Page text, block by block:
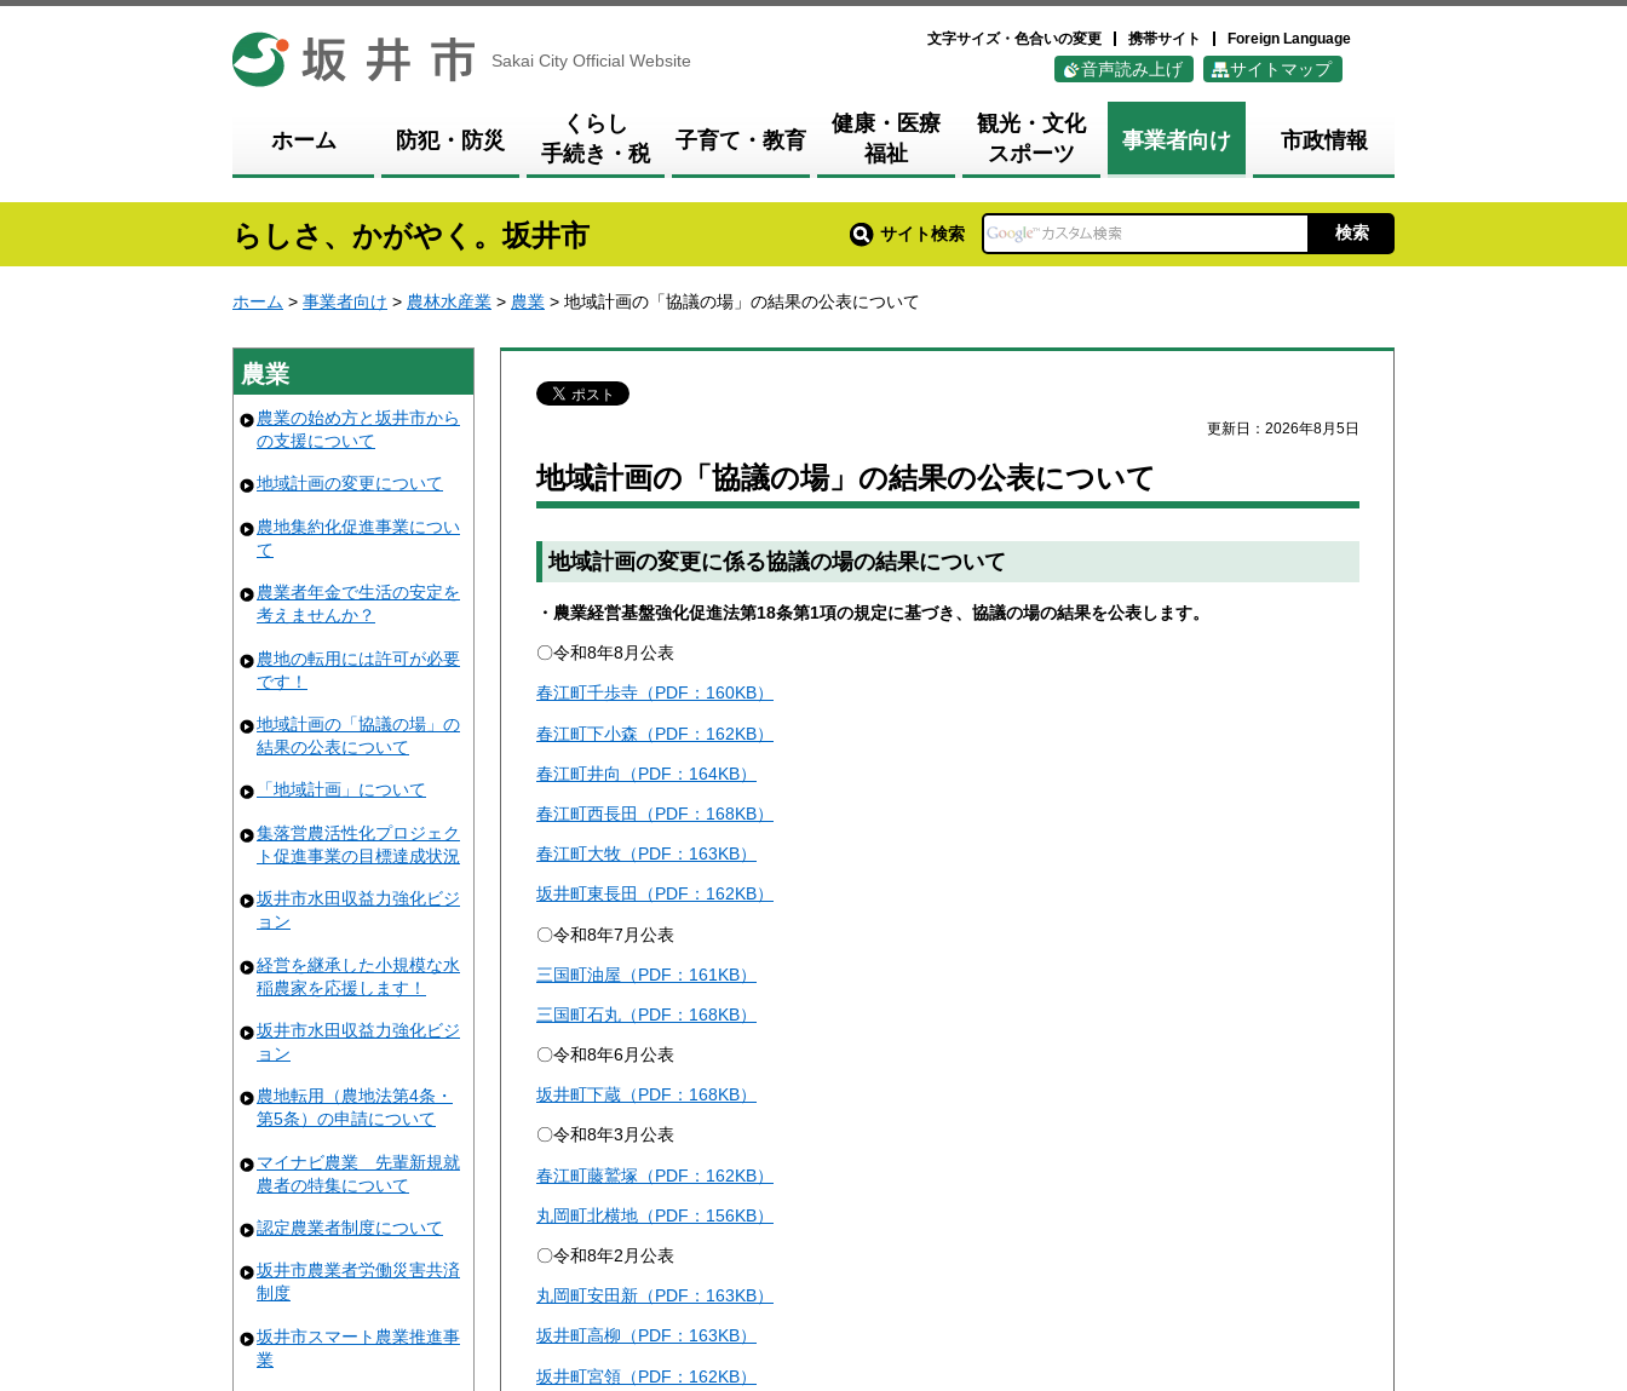
坂井市
Sakai City Official Website
文字サイズ・色合いの変更 携帯サイト Foreign Language
音声読み上げ サイトマップ
ホーム 防犯・防災
くらし
手続き・税
子育て・教育
健康・医療
福祉
観光・文化
スポーツ
事業者向け 市政情報
らしさ、かがやく。坂井市 サイト検索
ホーム > 事業者向け > 農林水産業 > 農業 > 地域計画の「協議の場」の結果の公表について
農業
農業の始め方と坂井市から
の支援について
地域計画の変更について
農地集約化促進事業につい
て
農業者年金で生活の安定を
考えませんか？
農地の転用には許可が必要
です！
地域計画の「協議の場」の
結果の公表について
「地域計画」について
集落営農活性化プロジェク
ト促進事業の目標達成状況
坂井市水田収益力強化ビジ
ョン
経営を継承した小規模な水
稲農家を応援します！
坂井市水田収益力強化ビジ
ョン
農地転用（農地法第4条・
第5条）の申請について
マイナビ農業 先輩新規就
農者の特集について
認定農業者制度について
坂井市農業者労働災害共済
制度
坂井市スマート農業推進事
業
更新日：2026年8月5日
地域計画の「協議の場」の結果の公表について
地域計画の変更に係る協議の場の結果について
・農業経営基盤強化促進法第18条第1項の規定に基づき、協議の場の結果を公表します。
〇令和8年8月公表
春江町千歩寺（PDF：160KB）
春江町下小森（PDF：162KB）
春江町井向（PDF：164KB）
春江町西長田（PDF：168KB）
春江町大牧（PDF：163KB）
坂井町東長田（PDF：162KB）
〇令和8年7月公表
三国町油屋（PDF：161KB）
三国町石丸（PDF：168KB）
〇令和8年6月公表
坂井町下蔵（PDF：168KB）
〇令和8年3月公表
春江町藤鷲塚（PDF：162KB）
丸岡町北横地（PDF：156KB）
〇令和8年2月公表
丸岡町安田新（PDF：163KB）
坂井町高柳（PDF：163KB）
坂井町宮領（PDF：162KB）